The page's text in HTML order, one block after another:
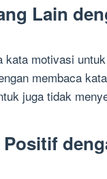
Lain
kata motivasi
membaca
juga tidak